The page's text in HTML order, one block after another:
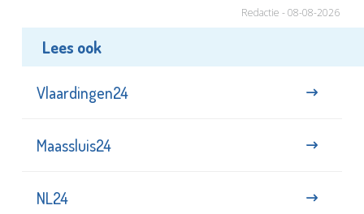
Redactie - 08-08-2026
Lees ook
Vlaardingen24
Maassluis24
NL24